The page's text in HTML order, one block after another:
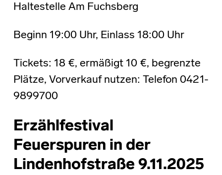
Haltestelle Am Fuchsberg
Beginn 19:00 Uhr, Einlass 18:00 Uhr
Tickets: 18 €, ermäßigt 10 €, begrenzte
Plätze, Vorverkauf nutzen: Telefon 0421-
9899700
Erzählfestival
Feuerspuren in der
Lindenhofstraße 9.11.2025